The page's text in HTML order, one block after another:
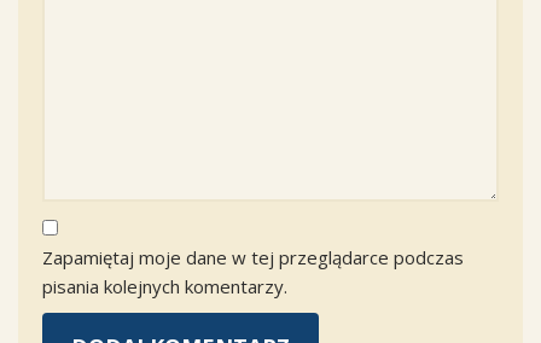
Zapamiętaj moje dane w tej przeglądarce podczas
pisania kolejnych komentarzy.